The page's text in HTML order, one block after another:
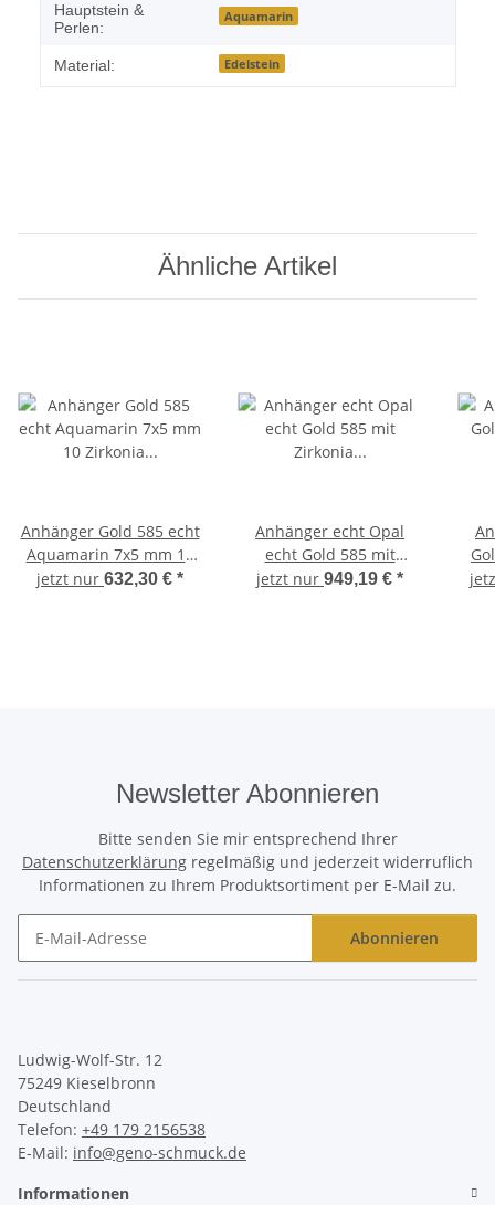
Hauptstein &
Perlen:
Aquamarin
Material: Edelstein
Ähnliche Artikel
Anhänger Gold 585 echt
Aquamarin 7x5 mm 10
Zirkonia Gelbgold
jetzt nur 632,30 € *
Anhänger echt Opal
echt Gold 585 mit
Zirkonia Milchopal
jetzt nur 949,19 € *
Newsletter Abonnieren
Bitte senden Sie mir entsprechend Ihrer
Datenschutzerklärung regelmäßig und jederzeit widerruflich
Informationen zu Ihrem Produktsortiment per E-Mail zu.
Abonnieren
Ludwig-Wolf-Str. 12
75249 Kieselbronn
Deutschland
Telefon: +49 179 2156538
E-Mail: info@geno-schmuck.de
Informationen